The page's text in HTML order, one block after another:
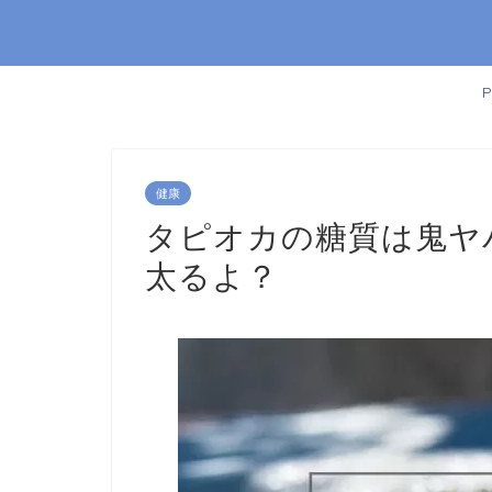
健康
タピオカの糖質は鬼
太るよ？